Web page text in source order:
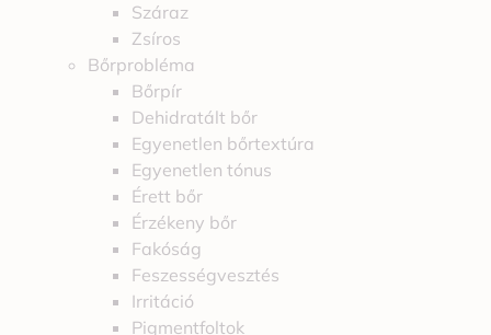
Száraz
Zsíros
Bőrprobléma
Bőrpír
Dehidratált bőr
Egyenetlen bőrtextúra
Egyenetlen tónus
Érett bőr
Érzékeny bőr
Fakóság
Feszességvesztés
Irritáció
Pigmentfoltok